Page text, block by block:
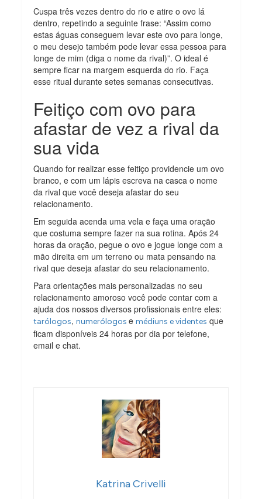
Cuspa três vezes dentro do rio e atire o ovo lá
dentro, repetindo a seguinte frase: “Assim como
estas águas conseguem levar este ovo para longe,
o meu desejo também pode levar essa pessoa para
longe de mim (diga o nome da rival)”. O ideal é
sempre ficar na margem esquerda do rio. Faça
esse ritual durante setes semanas consecutivas.
Feitiço com ovo para
afastar de vez a rival da
sua vida
Quando for realizar esse feitiço providencie um ovo
branco, e com um lápis escreva na casca o nome
da rival que você deseja afastar do seu
relacionamento.
Em seguida acenda uma vela e faça uma oração
que costuma sempre fazer na sua rotina. Após 24
horas da oração, pegue o ovo e jogue longe com a
mão direita em um terreno ou mata pensando na
rival que deseja afastar do seu relacionamento.
Para orientações mais personalizadas no seu
relacionamento amoroso você pode contar com a
ajuda dos nossos diversos profissionais entre eles:
tarólogos,numerólogosemédiuns e videntes que
ficam disponíveis 24 horas por dia por telefone,
email e chat.
Katrina Crivelli